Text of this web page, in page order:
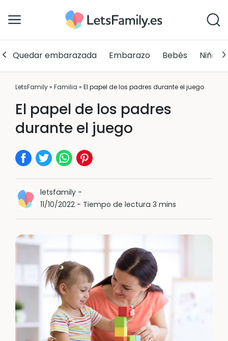
Quedar embarazada Embarazo Bebés Niños
LetsFamily» Familia » El papel de los padres durante el juego
El papel de los padres
durante el juego
letsfamily -
11/10/2022 - Tiempo de lectura 3 mins